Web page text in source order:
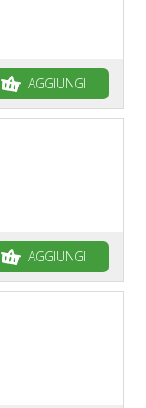
AGGIUNGI
AGGIUNGI